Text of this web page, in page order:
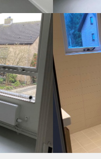
en de
meter en dus op 10 minuten
van Amersfoort of op CS
om te wonen.